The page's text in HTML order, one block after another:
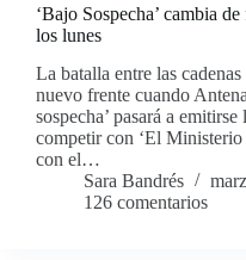
‘Bajo Sospecha’ cambia
los lunes
La batalla entre las
nuevo frente cuando
sospecha’ pasará a
competir con ‘El
con el…
Sara Bandrés
126 comentarios